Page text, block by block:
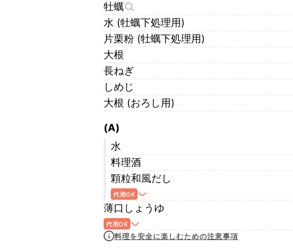
牡蠣
水 (牡蠣下処理用)
片栗粉 (牡蠣下処理用)
大根
長ねぎ
しめじ
大根 (おろし用)
(A)
水
料理酒
顆粒和風だし
代用OK
薄口しょうゆ
代用OK
料理を安全に楽しむための注意事項